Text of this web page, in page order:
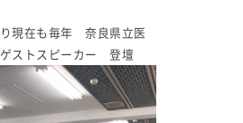
り現在も毎年 奈良県立医
ストスピーカー 登壇